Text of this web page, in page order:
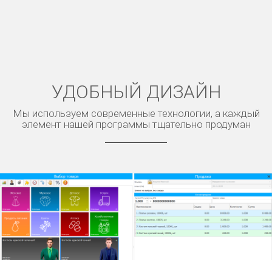
УДОБНЫЙ ДИЗАЙН
Мы используем современные технологии, а каждый
элемент нашей программы тщательно продуман